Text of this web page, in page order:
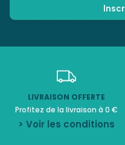
LIVRAISON OFFERTE
Profitez de la livraison à 0 €
> Voir les conditions